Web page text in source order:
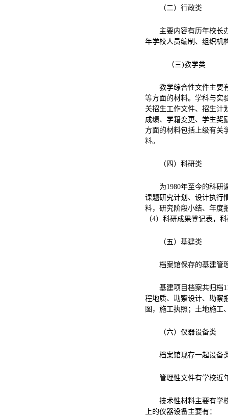
（二）行政类
主要内容有历年校长
年学校人员编制、组织机
（三)教学类
教学综合性文件主要
等方面的材料。学科与实
关招生工作文件、招生计
成绩、学籍变更、学生奖
方面的材料包括上级有关
料。
（四）科研类
为1980年至今的科研
课题研究计划、设计执行
料，研究阶段小结、年度
（4）科研成果登记表，
（五）基建类
档案馆保存的基建管
基建项目档案共归档
程地质、勘察设计、勘察
图，施工执照；土地施工
（六）仪器设备类
档案馆现存一起设备
管理性文件有学校近
技术性材料主要有学
上的仪器设备主要有：